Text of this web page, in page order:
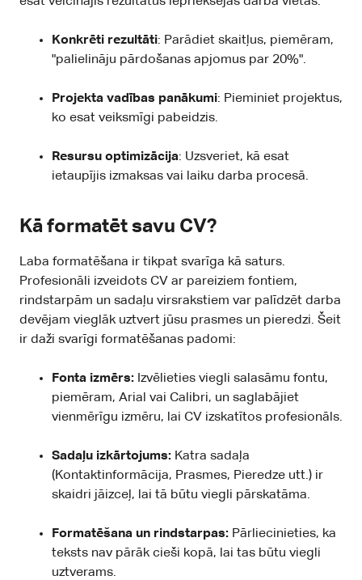
Konkrēti rezultāti: Parādiet skaitļus, piemēram,
"palielināju pārdošanas apjomus par 20%".
Projekta vadības panākumi: Pieminiet projektus,
ko esat veiksmīgi pabeidzis.
Resursu optimizācija: Uzsveriet, kā esat
ietaupījis izmaksas vai laiku darba procesā.
Kā formatēt savu CV?
Laba formatēšana ir tikpat svarīga kā saturs.
Profesionāli izveidots CV ar pareiziem fontiem,
rindstarpām un sadaļu virsrakstiem var palīdzēt darba
devējam vieglāk uztvert jūsu prasmes un pieredzi. Šeit
ir daži svarīgi formatēšanas padomi:
Fonta izmērs: Izvēlieties viegli salasāmu fontu,
piemēram, Arial vai Calibri, un saglabājiet
vienmērīgu izmēru, lai CV izskatītos profesionāls.
Sadaļu izkārtojums: Katra sadaļa
(Kontaktinformācija, Prasmes, Pieredze utt.) ir
skaidri jāizceļ, lai tā būtu viegli pārskatāma.
Formatēšana un rindstarpas: Pārliecinieties, ka
teksts nav pārāk cieši kopā, lai tas būtu viegli
uztverams.